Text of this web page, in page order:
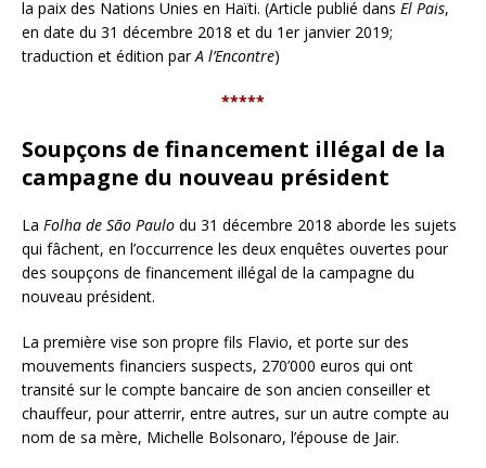
la paix des Nations Unies en Haïti. (Article publié dans El Pais,
en date du 31 décembre 2018 et du 1er janvier 2019;
traduction et édition parA l’Encontre)
*****
Soupçons de financement illégal de la
campagne du nouveau président
La Folha de São Paulo du 31 décembre 2018 aborde les sujets
qui fâchent, en l’occurrence les deux enquêtes ouvertes pour
des soupçons de financement illégal de la campagne du
nouveau président.
La première vise son propre fils Flavio, et porte sur des
mouvements financiers suspects, 270’000 euros qui ont
transité sur le compte bancaire de son ancien conseiller et
chauffeur, pour atterrir, entre autres, sur un autre compte au
nom de sa mère, Michelle Bolsonaro, l’épouse de Jair.